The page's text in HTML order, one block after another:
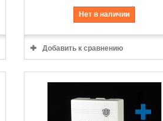
Нет в наличии
Добавить к сравнению